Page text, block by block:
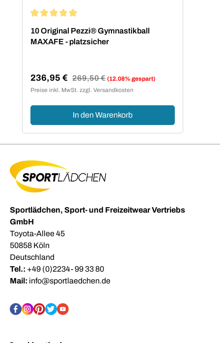
10 Original Pezzi® Gymnastikball
MAXAFE - platzsicher
Verkaufspreis:
236,95 € Regulärer Preis:
269,50 € (12.08% gespart)
Preise inkl. MwSt. zzgl. Versandkosten
In den Warenkorb
Sportlädchen, Sport- und Freizeitwear Vertriebs
GmbH
Toyota-Allee 45
50858 Köln
Deutschland
Tel.: +49 (0)2234- 99 33 80
Mail: info@sportlaedchen.de